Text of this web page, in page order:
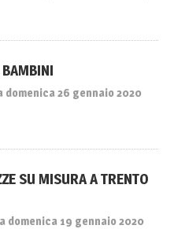
domenica 26 gennaio 2020
SU MISURA A TRENTO
domenica 19 gennaio 2020